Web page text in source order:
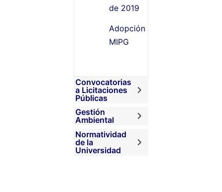
de 2019
Adopción
MIPG
Convocatorias
a Licitaciones
Públicas
Gestión
Ambiental
Normatividad
de la
Universidad